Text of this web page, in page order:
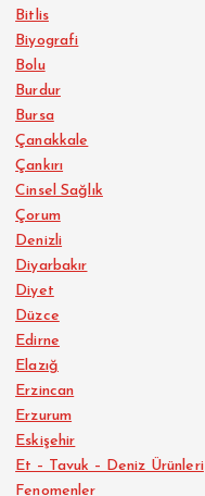
Bitlis
Biyografi
Bolu
Burdur
Bursa
Çanakkale
Çankırı
Cinsel Sağlık
Çorum
Denizli
Diyarbakır
Diyet
Düzce
Edirne
Elazığ
Erzincan
Erzurum
Eskişehir
Et – Tavuk – Deniz Ürünleri
Fenomenler